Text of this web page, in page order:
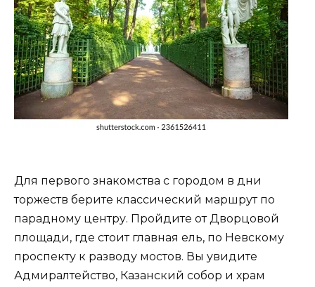
Для первого знакомства с городом в дни
торжеств берите классический маршрут по
парадному центру. Пройдите от Дворцовой
площади, где стоит главная ель, по Невскому
проспекту к разводу мостов. Вы увидите
Адмиралтейство, Казанский собор и храм